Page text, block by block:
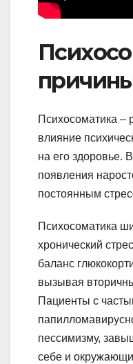
Психосоматика –
влияние
на его здоровье.
появления
постоянным
Психосоматика
хронический
баланс
вызывая
Пациенты с
пессимизму,
себе и